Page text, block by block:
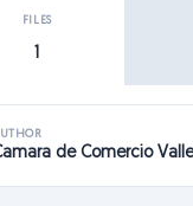
FILES
1
de Comercio